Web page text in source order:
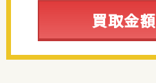
買取金額